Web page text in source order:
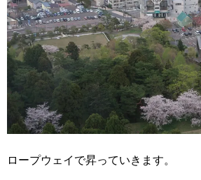
ロープウェイで昇っていきます。